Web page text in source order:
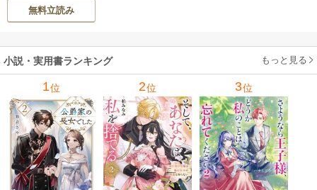
無料立読み
したか 1巻
小説・実用書ランキング もっと見る
1位 2位 3位